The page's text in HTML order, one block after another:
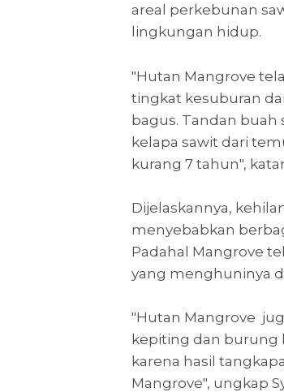
areal perkebunan
lingkungan hidup.
"Hutan Mangrove
tingkat kesuburan
bagus. Tandan buah
kelapa sawit dari
kurang 7 tahun",
Dijelaskannya,
menyebabkan
Padahal Mangrove
yang menghuninya
"Hutan Mangrove
kepiting dan burung
karena hasil
Mangrove", ungkap